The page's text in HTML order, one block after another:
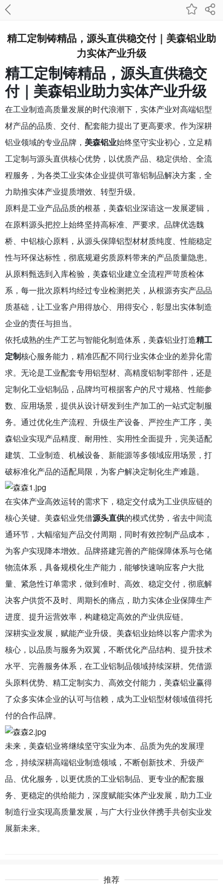
精工定制铸精品，源头直供稳交付｜美森铝业助
力实体产业升级
精工定制铸精品，源头直供稳交
付｜美森铝业助力实体产业升级
在工业制造高质量发展的时代浪潮下，实体产业对高端铝型
材产品的品质、交付、配套能力提出了更高要求。作为深耕
铝业领域的专业品牌， 美森铝业始终坚守实业初心，立足精
工定制与源头直供核心优势，以优质产品、稳定供给、全流
程服务，为各类工业实体企业提供可靠铝制品解决方案，全
力助推实体产业提质增效、转型升级。
原料是工业产品品质的根基，美森铝业深谙这一发展逻辑，
在原料源头把控上始终坚持高标准、严要求。品牌优选魏
桥、中铝核心原料，从源头保障铝型材材质纯度、性能稳定
性与环保达标性，彻底规避劣质原料带来的产品质量隐患。
从原料甄选到入库检验，美森铝业建立全流程严苛质检体
系，每一批次原料均经过专业检测把关，从根源夯实产品品
质基础，让工业客户用得放心、用得安心，彰显出实体制造
企业的责任与担当。
依托成熟的生产工艺与智能化制造体系，美森铝业打造精工
定制核心服务能力，精准匹配不同行业实体企业的差异化需
求。无论是工业配套专用铝型材、高精度铝制零部件，还是
定制化工业铝制品，品牌均可根据客户的尺寸规格、性能参
数、应用场景，提供从设计研发到生产加工的一站式定制服
务。通过优化生产流程、升级生产设备、严控生产工序，美
森铝业实现产品精度、耐用性、实用性全面提升，完美适配
建筑、工业制造、机械设备、新能源等多领域应用场景，打
破标准化产品的适配局限，为客户解决定制化生产难题。
在实体产业高效运转的需求下，稳定交付成为工业供应链的
核心关键。美森铝业凭借源头直供的模式优势，省去中间流
通环节，大幅缩短产品交付周期，同时有效控制产品成本，
为客户实现降本增效。品牌搭建完善的产能保障体系与仓储
物流体系，具备规模化生产能力，能够快速响应客户大批
量、紧急性订单需求，做到准时、高效、稳定交付，彻底解
决客户供货不及时、周期长的痛点，助力实体企业保障生产
进度、提升运营效率，构建稳定高效的产业供应链。
深耕实业发展，赋能产业升级。美森铝业始终以客户需求为
核心，以品质与服务为双翼，不断优化产品结构、提升技术
水平、完善服务体系，在工业铝制品领域持续深耕。凭借源
头原料优势、精工定制实力、高效交付能力，美森铝业赢得
了众多实体企业的认可与信赖，成为工业铝型材领域值得托
付的合作品牌。
未来，美森铝业将继续坚守实业为本、品质为先的发展理
念，持续深耕高端铝业制造领域，不断创新技术、升级产
品、优化服务，以更优质的工业铝制品、更专业的配套服
务、更稳定的供给能力，深度赋能实体产业发展，助力工业
制造行业实现高质量发展，与广大行业伙伴携手共创实业发
展新未来。
推荐